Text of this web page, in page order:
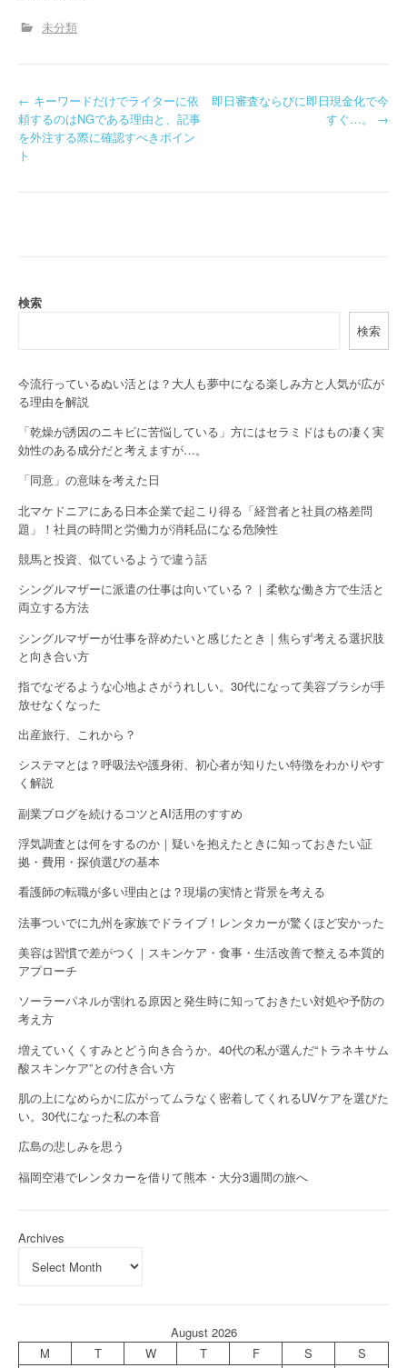
未分類
P
o
s
v
g
a
i
o
n
← キーワードだけでライターに依
頼するのはNGである理由と、記事
を外注する際に確認すべきポイン
ト
即日審査ならびに即日現金化で今
すぐ…。 →
検索
検索
今流行っているぬい活とは？大人も夢中になる楽しみ方と人気が広が
る理由を解説
「乾燥が誘因のニキビに苦悩している」方にはセラミドはもの凄く実
効性のある成分だと考えますが…。
「同意」の意味を考えた日
北マケドニアにある日本企業で起こり得る「経営者と社員の格差問
題」！社員の時間と労働力が消耗品になる危険性
競馬と投資、似ているようで違う話
シングルマザーに派遣の仕事は向いている？｜柔軟な働き方で生活と
両立する方法
シングルマザーが仕事を辞めたいと感じたとき｜焦らず考える選択肢
と向き合い方
指でなぞるような心地よさがうれしい。30代になって美容ブラシが手
放せなくなった
出産旅行、これから？
システマとは？呼吸法や護身術、初心者が知りたい特徴をわかりやす
く解説
副業ブログを続けるコツとAI活用のすすめ
浮気調査とは何をするのか｜疑いを抱えたときに知っておきたい証
拠・費用・探偵選びの基本
看護師の転職が多い理由とは？現場の実情と背景を考える
法事ついでに九州を家族でドライブ！レンタカーが驚くほど安かった
美容は習慣で差がつく｜スキンケア・食事・生活改善で整える本質的
アプローチ
ソーラーパネルが割れる原因と発生時に知っておきたい対処や予防の
考え方
増えていくくすみとどう向き合うか。40代の私が選んだ“トラネキサム
酸スキンケア”との付き合い方
肌の上になめらかに広がってムラなく密着してくれるUVケアを選びた
い。30代になった私の本音
広島の悲しみを思う
福岡空港でレンタカーを借りて熊本・大分3週間の旅へ
Archives
August 2026
M
T W T F S
S